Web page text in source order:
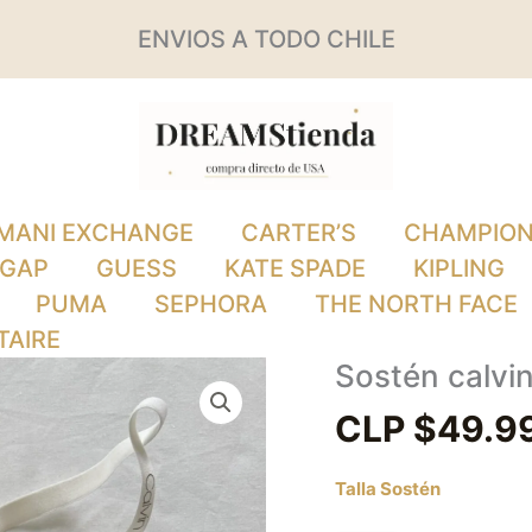
ENVIOS A TODO CHILE
EXCHANGE CARTER’S
GAP GUESS KATE SPADE
KIPLING
PUMA SEPHORA
THE NORTH FACE
Sostén
CLP $
Talla Sostén
Sostén
calvin
pack